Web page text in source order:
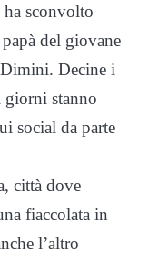
ha sconvolto
del giovane
Decine i
giorni stanno
social da parte
città dove
fiaccolata in
l’altro